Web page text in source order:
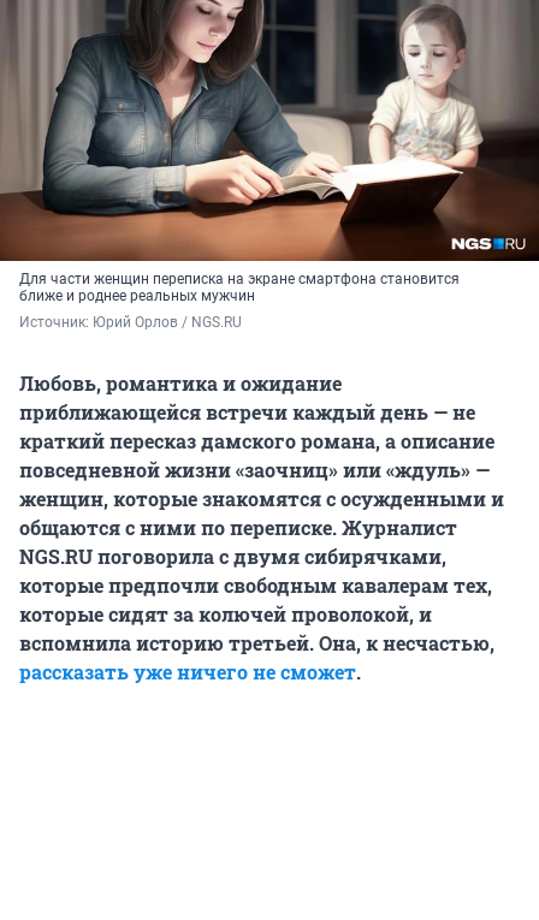
Для части женщин переписка на экране смартфона становится
ближе и роднее реальных мужчин
Источник: Юрий Орлов / NGS.RU
Любовь, романтика и ожидание
приближающейся встречи каждый день — не
краткий пересказ дамского романа, а описание
повседневной жизни «заочниц» или «ждуль» —
женщин, которые знакомятся с осужденными и
общаются с ними по переписке. Журналист
NGS.RU поговорила с двумя сибирячками,
которые предпочли свободным кавалерам тех,
которые сидят за колючей проволокой, и
вспомнила историю третьей. Она, к несчастью,
рассказать уже ничего не сможет.